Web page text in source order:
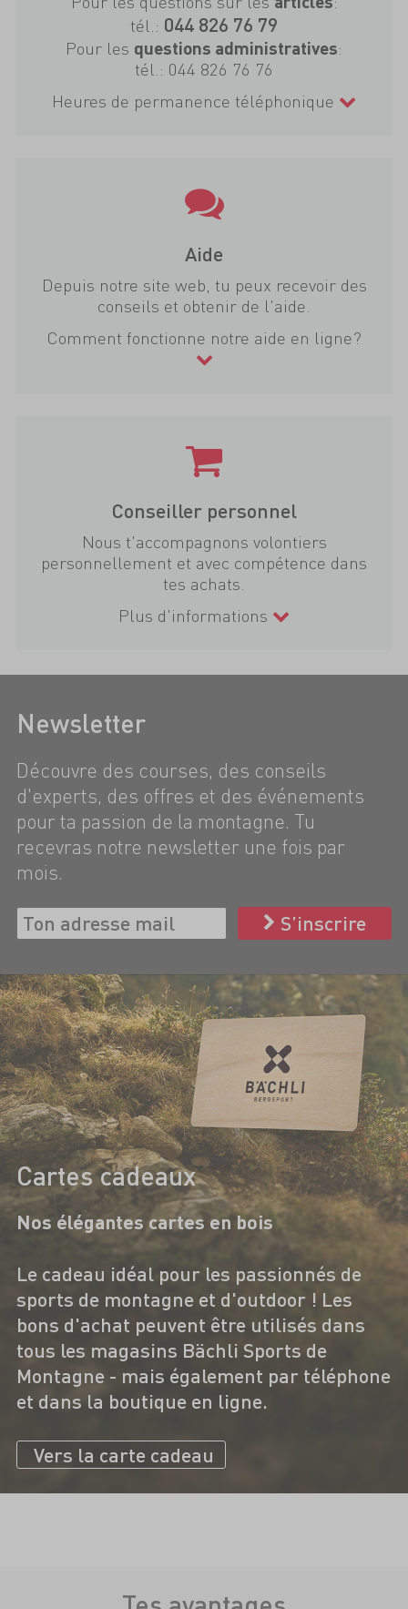
tél.: 044 826 76 79
Pour les questions administratives:
tél.: 044 826 76 76
Heures de permanence téléphonique
Aide
Depuis notre site web, tu peux recevoir des
conseils et obtenir de l'aide.
Comment fonctionne notre aide en ligne?
Conseiller personnel
Nous t'accompagnons volontiers
personnellement et avec compétence dans
tes achats.
Plus d'informations
Newsletter
Découvre des courses, des conseils
d'experts, des offres et des événements
pour ta passion de la montagne. Tu
recevras notre newsletter une fois par
mois.
S’inscrire
Cartes cadeaux
Nos élégantes cartes en bois
Le cadeau idéal pour les passionnés de
sports de montagne et d'outdoor ! Les
bons d'achat peuvent être utilisés dans
tous les magasins Bächli Sports de
Montagne - mais également par téléphone
et dans la boutique en ligne.
Vers la carte cadeau